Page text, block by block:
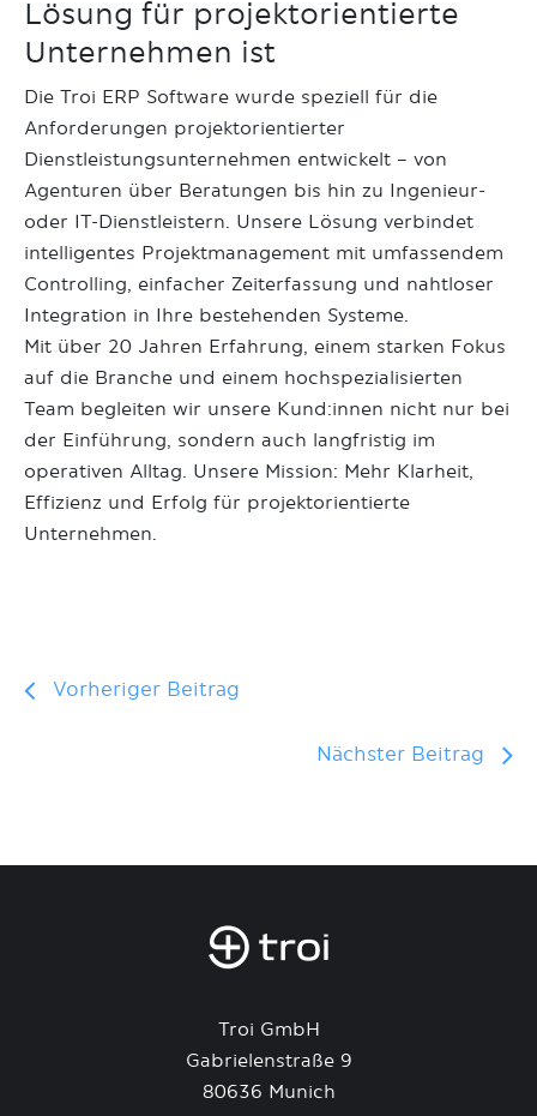
Lösung für projektorientierte
Unternehmen ist
Die Troi ERP Software wurde speziell für die
Anforderungen projektorientierter
Dienstleistungsunternehmen entwickelt – von
Agenturen über Beratungen bis hin zu Ingenieur-
oder IT-Dienstleistern. Unsere Lösung verbindet
intelligentes Projektmanagement mit umfassendem
Controlling, einfacher Zeiterfassung und nahtloser
Integration in Ihre bestehenden Systeme.
Mit über 20 Jahren Erfahrung, einem starken Fokus
auf die Branche und einem hochspezialisierten
Team begleiten wir unsere Kund:innen nicht nur bei
der Einführung, sondern auch langfristig im
operativen Alltag. Unsere Mission: Mehr Klarheit,
Effizienz und Erfolg für projektorientierte
Unternehmen.
Beitragsnavigation
Vorheriger Beitrag
Nächster Beitrag
Troi GmbH
Gabrielenstraße 9
80636 Munich